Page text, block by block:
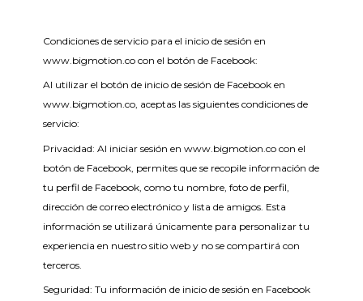
Condiciones de servicio para el inicio de sesión en
www.bigmotion.co con el botón de Facebook:
Al utilizar el botón de inicio de sesión de Facebook en
www.bigmotion.co, aceptas las siguientes condiciones de
servicio:
Privacidad: Al iniciar sesión en www.bigmotion.co con el
botón de Facebook, permites que se recopile información de
tu perfil de Facebook, como tu nombre, foto de perfil,
dirección de correo electrónico y lista de amigos. Esta
información se utilizará únicamente para personalizar tu
experiencia en nuestro sitio web y no se compartirá con
terceros.
Seguridad: Tu información de inicio de sesión en Facebook